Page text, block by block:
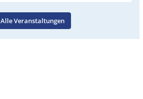
Alle Veranstaltungen